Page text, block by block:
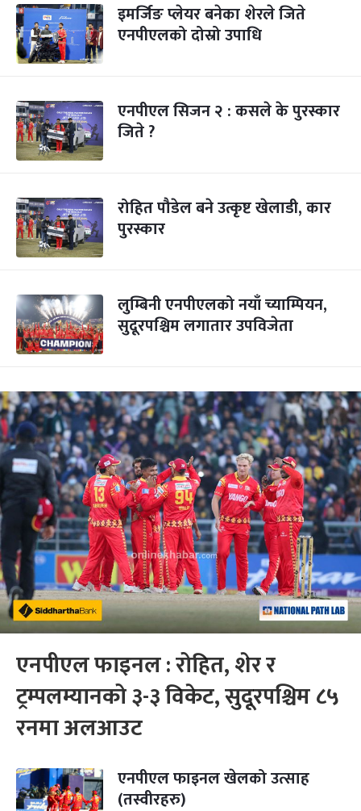
इमर्जिङ प्लेयर बनेका शेरले जिते
एनपीएलको दोस्रो उपाधि
एनपीएल सिजन २ : कसले के पुरस्कार
जिते ?
रोहित पौडेल बने उत्कृष्ट खेलाडी, कार
पुरस्कार
लुम्बिनी एनपीएलको नयाँ च्याम्पियन,
सुदूरपश्चिम लगातार उपविजेता
एनपीएल फाइनल : रोहित, शेर र
ट्रम्पलम्यानको ३-३ विकेट, सुदूरपश्चिम ८५
रनमा अलआउट
एनपीएल फाइनल खेलको उत्साह
(तस्वीरहरु)